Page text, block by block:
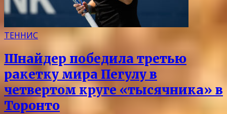
ТЕННИС
Шнайдер победила третью
ракетку мира Пегулу в
четвертом круге «тысячника» в
Торонто